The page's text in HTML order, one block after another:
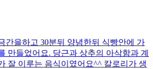
간을하고 30분뒤 양념한뒤 식빵안에 가
만들었어요. 당근과 상추의 아삭함과 계
잘 이루는 음식이였어요^^ 칼로리가 생